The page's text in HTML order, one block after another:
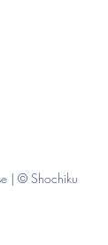
| © Shochiku